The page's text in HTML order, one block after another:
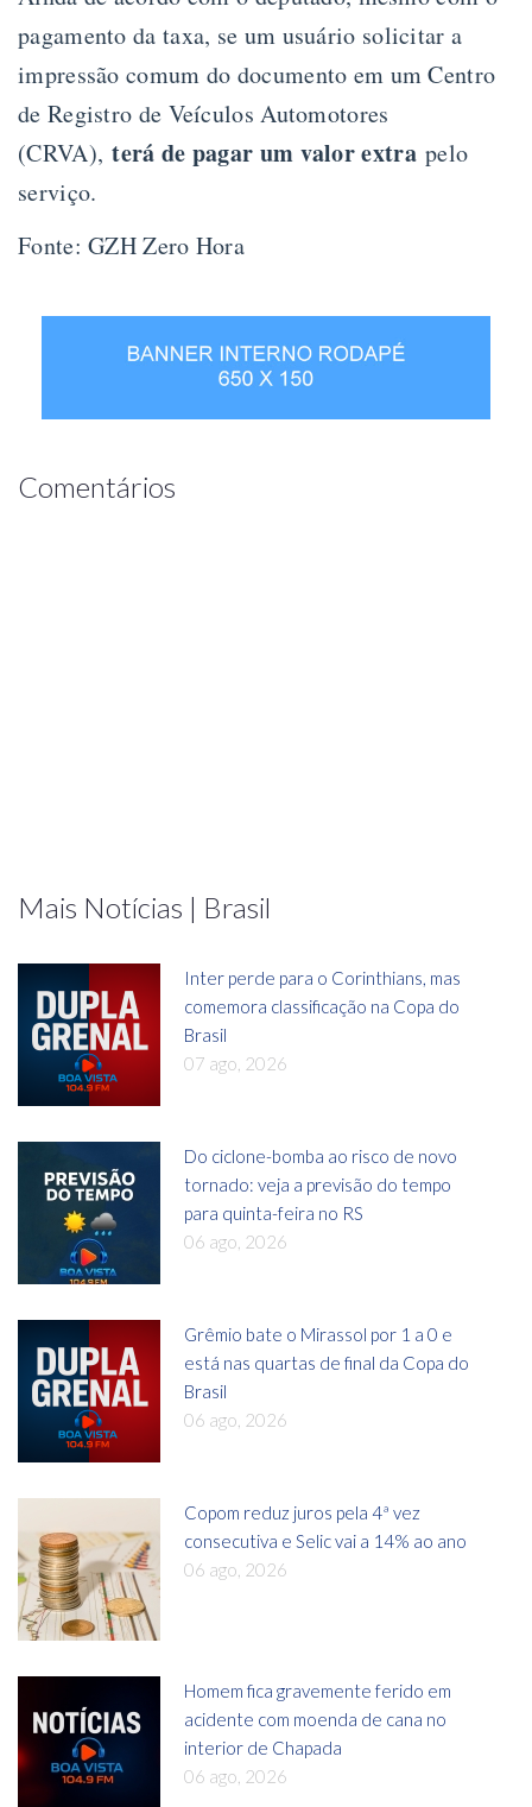
pagamento da taxa, se um usuário solicitar a
impressão comum do documento em um Centro
de Registro de Veículos Automotores
(CRVA),terá de pagar um valor extrapelo
serviço.
Fonte: GZH Zero Hora
Comentários
Mais Notícias | Brasil
Inter perde para o Corinthians, mas
comemora classificação na Copa do
Brasil
07 ago, 2026
Do ciclone-bomba ao risco de novo
tornado: veja a previsão do tempo
para quinta-feira no RS
06 ago, 2026
Grêmio bate o Mirassol por 1 a 0 e
está nas quartas de final da Copa do
Brasil
06 ago, 2026
Copom reduz juros pela 4ª vez
consecutiva e Selic vai a 14% ao ano
06 ago, 2026
Homem fica gravemente ferido em
acidente com moenda de cana no
interior de Chapada
06 ago, 2026